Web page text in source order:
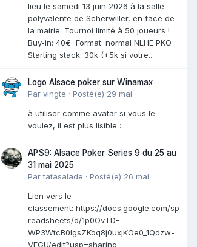
lieu le samedi 13 juin 2026 à la salle
polyvalente de Scherwiller, en face de
la mairie. Tournoi limité à 50 joueurs !
Buy-in: 40€ Format: normal NLHE PKO
Starting stack: 30k (+5k si votre...
Logo Alsace poker sur Winamax
Par vingte · Posté(e) 29 mai
à utiliser comme avatar si vous le
voulez, il est plus lisible :
APS9: Alsace Poker Series 9 du 25 au
31 mai 2025
Partatasalade · Posté(e) 26 mai
Lien vers le
classement: https://docs.google.com/sp
readsheets/d/1p0OvTD-
WP3WtcB0lgsZKoq8j0uxjKOe0_1Qdzw-
VFGU/edit?usp=sharing